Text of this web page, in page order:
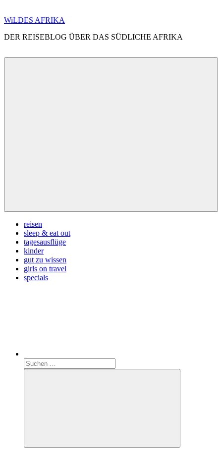
Zum
springen
WiLDES AFRIKA
DER REISEBLOG ÜBER DAS SÜDLICHE AFRIKA
reisen
sleep & eat out
tagesausflüge
kinder
gut zu wissen
girls on travel
specials
Suchen
nach:
Suchen